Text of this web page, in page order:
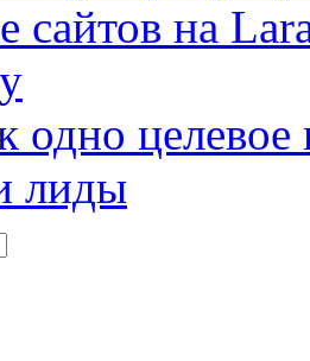
сайтов на
одно
лиды